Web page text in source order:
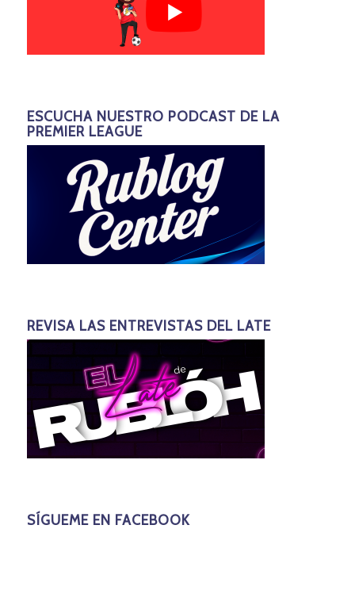
ESCUCHA NUESTRO PODCAST DE LA
PREMIER LEAGUE
REVISA LAS ENTREVISTAS DEL LATE
SÍGUEME EN FACEBOOK